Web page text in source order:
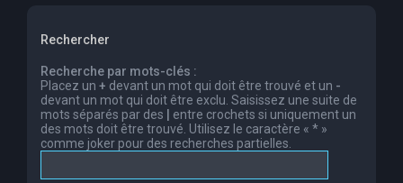
Rechercher
Recherche par mots-clés :
Placez un + devant un mot qui doit être trouvé et un -
devant un mot qui doit être exclu. Saisissez une suite de
mots séparés par des
entre crochets si uniquement un
des mots doit être trouvé. Utilisez le caractère « * »
comme joker pour des recherches partielles.